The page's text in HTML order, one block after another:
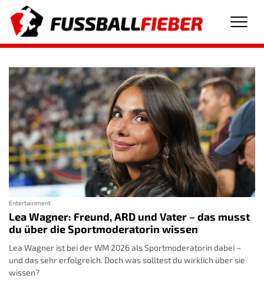
Entertainment
Lea Wagner: Freund, ARD und Vater – das musst
du über die Sportmoderatorin wissen
Lea Wagner ist bei der WM 2026 als Sportmoderatorin dabei –
und das sehr erfolgreich. Doch was solltest du wirklich über sie
wissen?